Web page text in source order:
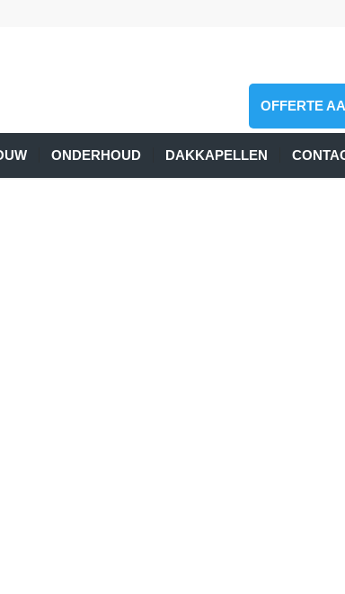
ONDERHOUD DAKKAPELLEN
OFFERTE